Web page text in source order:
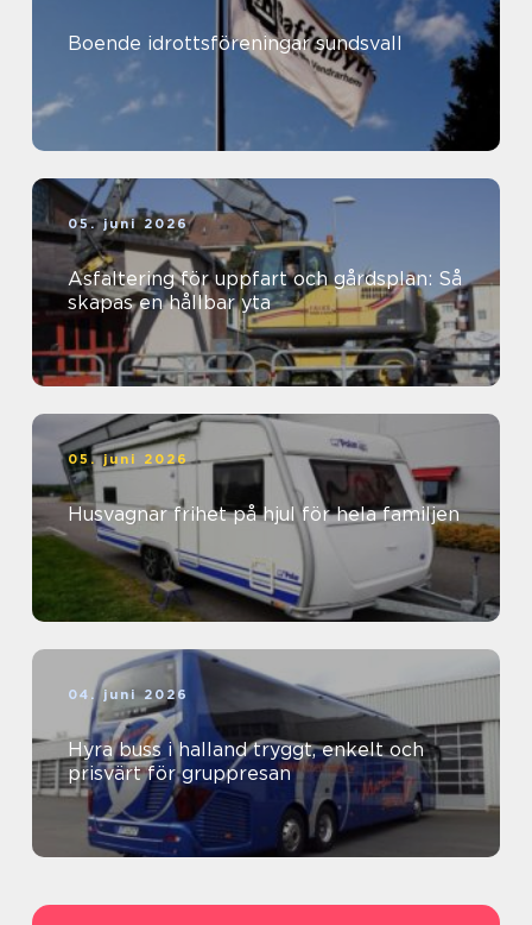
Boende idrottsföreningar sundsvall
05. juni 2026
Asfaltering för uppfart och gårdsplan: Så
skapas en hållbar yta
05. juni 2026
Husvagnar frihet på hjul för hela familjen
04. juni 2026
Hyra buss i halland tryggt, enkelt och
prisvärt för gruppresan